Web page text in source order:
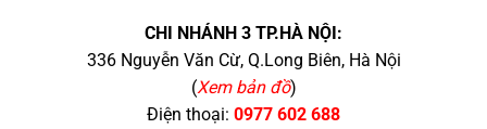
CHI NHÁNH 3 TP.HÀ NỘI:
336 Nguyễn Văn Cừ, Q.Long Biên, Hà Nội
(Xem bản đồ)
Điện thoại: 0977 602 688